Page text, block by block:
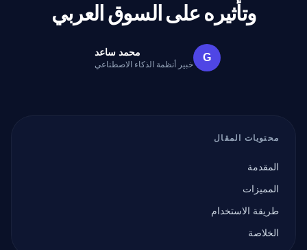
وتأثيره على السوق العربي
G محمد ساعد
خبير أنظمة الذكاء الاصطناعي
محتويات المقال
المقدمة
المميزات
طريقة الاستخدام
الخلاصة